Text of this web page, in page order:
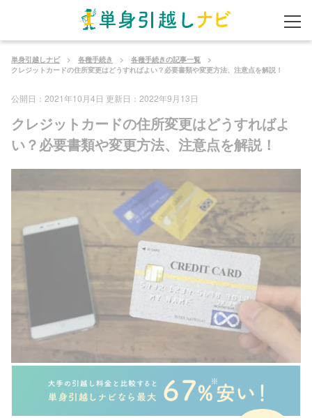
単身引越しナビ 各種手続き
各種手続きの記事一覧
クレジットカードの住所変更はどうすればよい？必要書類や変更方法、注意点を解説！
公開日： 2021年10月4日 更新日： 2022年9月13日
クレジットカードの住所変更はどうすればよ
い？必要書類や変更方法、注意点を解説！